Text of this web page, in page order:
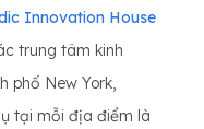
Innovation House
trung tâm kinh
phố New York,
tại mỗi địa điểm là